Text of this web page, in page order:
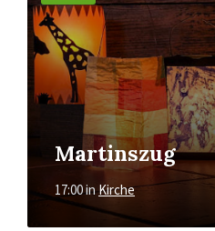
Martinszug
17:00inKirche